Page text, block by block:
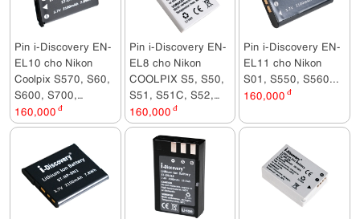
Pin i-Discovery EN-
EL10 cho Nikon
Coolpix S570, S60,
S600, S700,
S3000, S4000,
S5100
160,000 đ
Pin i-Discovery EN-
EL8 cho Nikon
COOLPIX S5, S50,
S51, S51C, S52,
S52C, S6, S7C, S9
160,000 đ
Pin i-Discovery EN-
EL11 cho Nikon
S01, S550, S560...
160,000 đ